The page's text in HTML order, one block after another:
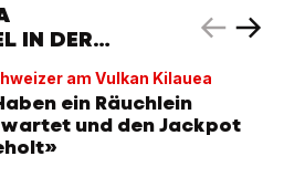
IN DER
am Vulkan Kilauea
ein Räuchlein
und den Jackpot